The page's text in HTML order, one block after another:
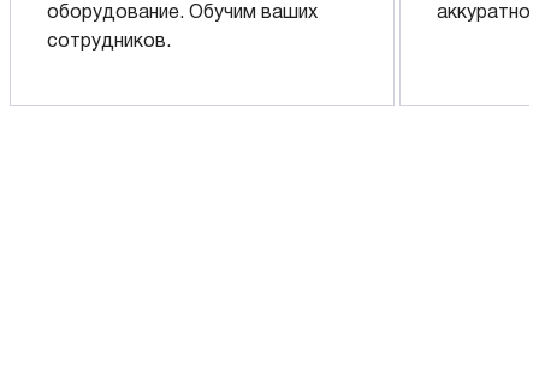
оборудование. Обучим ваших
сотрудников.
аккуратно